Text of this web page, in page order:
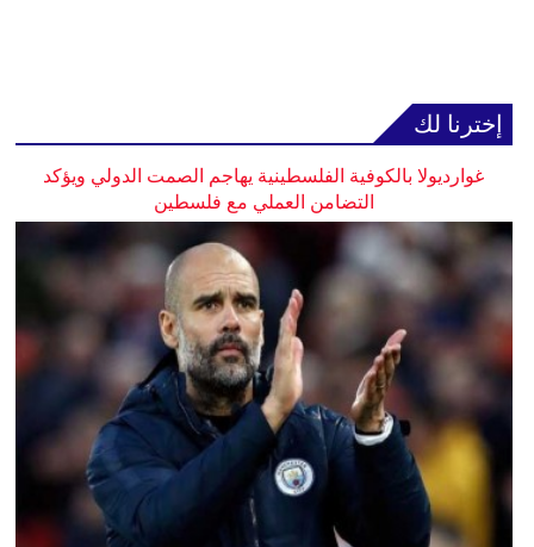
إخترنا لك
غوارديولا بالكوفية الفلسطينية يهاجم الصمت الدولي ويؤكد
التضامن العملي مع فلسطين